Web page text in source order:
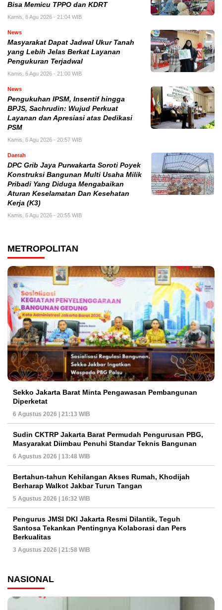
Bisa Memicu TPPO dan KDRT
Kamis, 6 Agu 2026 - 21:04 WIB
News
Masyarakat Dapat Jadwal Ukur Tanah
yang Lebih Jelas Berkat Layanan
Pengukuran Terjadwal
Kamis, 6 Agu 2026 - 21:00 WIB
News
Pengukuhan IPSM, Insentif hingga
BPJS, Sachrudin: Wujud Perkuat
Layanan dan Apresiasi atas Dedikasi
PSM
Kamis, 6 Agu 2026 - 20:57 WIB
Daerah
DPC Grib Jaya Purwakarta Soroti Poyek
Konstruksi Bangunan Multi Usaha Milik
Pribadi Yang Diduga Mengabaikan
Aturan Keselamatan Dan Kesehatan
Kerja (K3)
Kamis, 6 Agu 2026 - 20:55 WIB
METROPOLITAN
Sekko Jakarta Barat Minta Pengawasan Pembangunan
Diperketat
6 Agustus 2026 | 21:13 WIB
Sudin CKTRP Jakarta Barat Permudah Pengurusan PBG,
Masyarakat Diimbau Penuhi Standar Teknis Bangunan
6 Agustus 2026 | 13:48 WIB
Bertahun-tahun Kehilangan Akses Rumah, Khodijah
Berharap Walkot Jakbar Turun Tangan
5 Agustus 2026 | 16:32 WIB
Pengurus JMSI DKI Jakarta Resmi Dilantik, Teguh
Santosa Tekankan Pentingnya Kolaborasi dan Pers
Berkualitas
3 Agustus 2026 | 21:58 WIB
NASIONAL